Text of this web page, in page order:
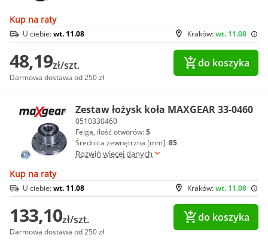
Kup na raty
Kraków:wt. 11.08
U ciebie:wt. 11.08
48,19zł/szt.
Darmowa dostawa od 250 zł
do koszyka
Zestaw łożysk koła MAXGEAR 33-0460
0510330460
Felga, ilość otworów:5
Średnica zewnętrzna [mm]:85
Rozwiń więcej danych
Kup na raty
Kraków:wt. 11.08
U ciebie:wt. 11.08
133,10zł/szt.
Darmowa dostawa od 250 zł
do koszyka